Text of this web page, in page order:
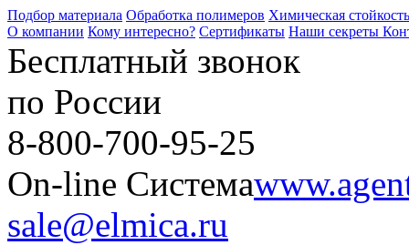
Подбор материала Обработка полимеров Химическая стойкость
О компании Кому интересно? Сертификаты Наши секреты
Бесплатный звонок
по России
8-800-700-95-25
On-line Система
sale@elmica.ru